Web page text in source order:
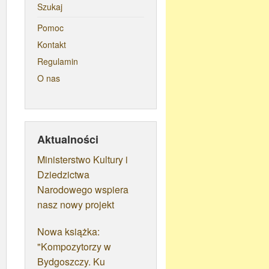
Szukaj
Pomoc
Kontakt
Regulamin
O nas
Aktualności
Ministerstwo Kultury i
Dziedzictwa
Narodowego wspiera
nasz nowy projekt
Nowa książka:
"Kompozytorzy w
Bydgoszczy. Ku